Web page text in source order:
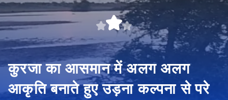
कुरजा का आसमान में अलग अलग
आकृति बनाते हुए उड़ना कल्पना से परे